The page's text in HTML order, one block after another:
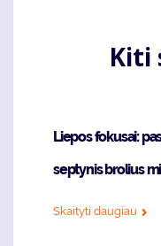
Kiti
Liepos fokusai:
septynis brolius
Skaityti daugiau